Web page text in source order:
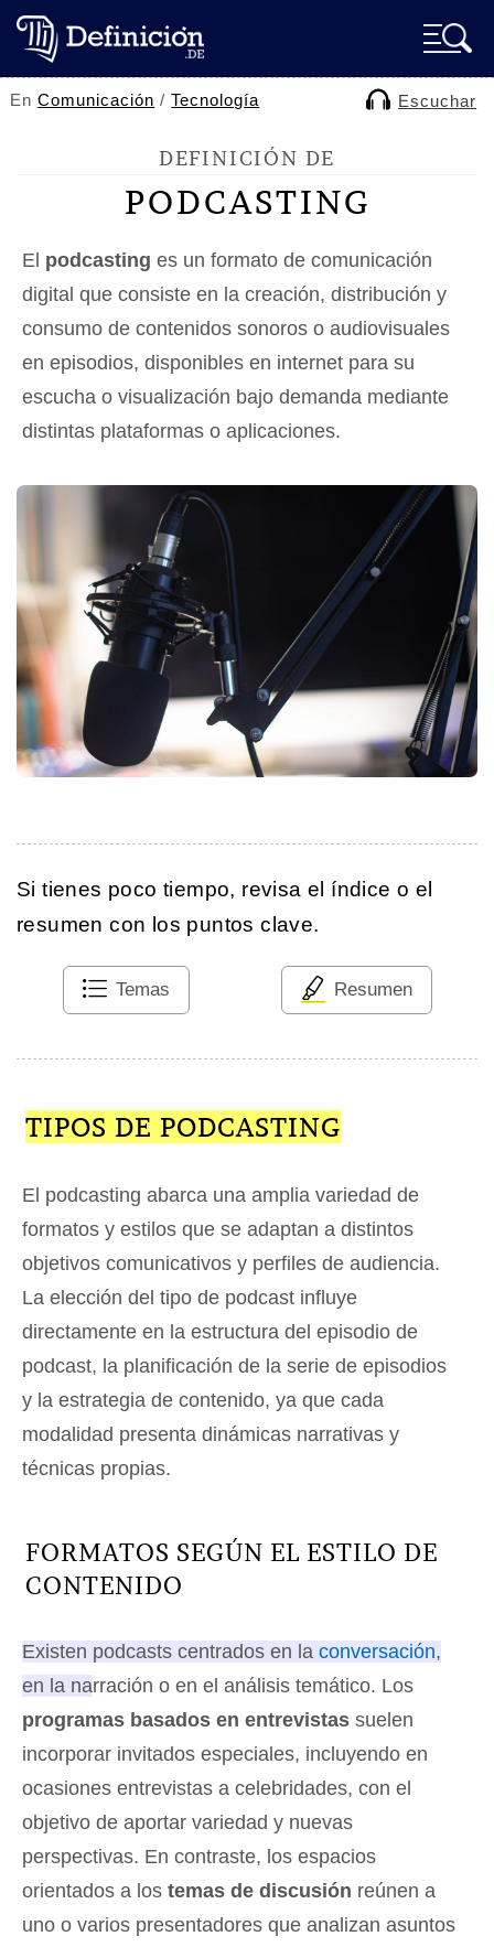
EnComunicación /Tecnología Escuchar
DEFINICIÓN DE
PODCASTING
El podcasting es un formato de comunicación
digital que consiste en la creación, distribución y
consumo de contenidos sonoros o audiovisuales
en episodios, disponibles en internet para su
escucha o visualización bajo demanda mediante
distintas plataformas o aplicaciones.
Si tienes poco tiempo, revisa el índice o el
resumen con los puntos clave.
Temas Resumen
TIPOS DE PODCASTING
El podcasting abarca una amplia variedad de
formatos y estilos que se adaptan a distintos
objetivos comunicativos y perfiles de audiencia.
La elección del tipo de podcast influye
directamente en la estructura del episodio de
podcast, la planificación de la serie de episodios
y la estrategia de contenido, ya que cada
modalidad presenta dinámicas narrativas y
técnicas propias.
FORMATOS SEGÚN EL ESTILO DE
CONTENIDO
Existen podcasts centrados en la conversación,
en la narración o en el análisis temático. Los
programas basados en entrevistas suelen
incorporar invitados especiales, incluyendo en
ocasiones entrevistas a celebridades, con el
objetivo de aportar variedad y nuevas
perspectivas. En contraste, los espacios
orientados a los temas de discusión reúnen a
uno o varios presentadores que analizan asuntos